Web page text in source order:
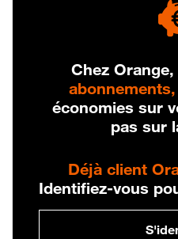
Chez Orange,
abonnements,
économies sur
pas sur
Déjà client
Identifiez-vous